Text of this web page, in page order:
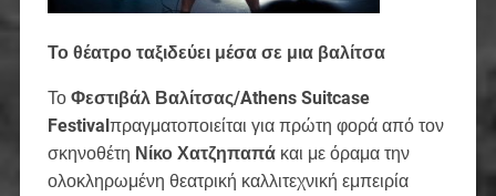
Το θέατρο ταξιδεύει μέσα σε μια βαλίτσα
Το Φεστιβάλ Βαλίτσας/Athens Suitcase
Festivalπραγματοποιείται για πρώτη φορά από τον
σκηνοθέτη Νίκο Χατζηπαπάκαι με όραμα την
ολοκληρωμένη θεατρική καλλιτεχνική εμπειρία